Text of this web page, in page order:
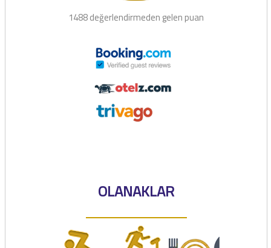
1488 değerlendirmeden gelen puan
OLANAKLAR